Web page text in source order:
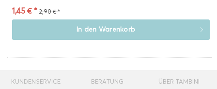
1,45 € * 2,90 € *
In den Warenkorb
KUNDENSERVICE BERATUNG ÜBER TAMBINI